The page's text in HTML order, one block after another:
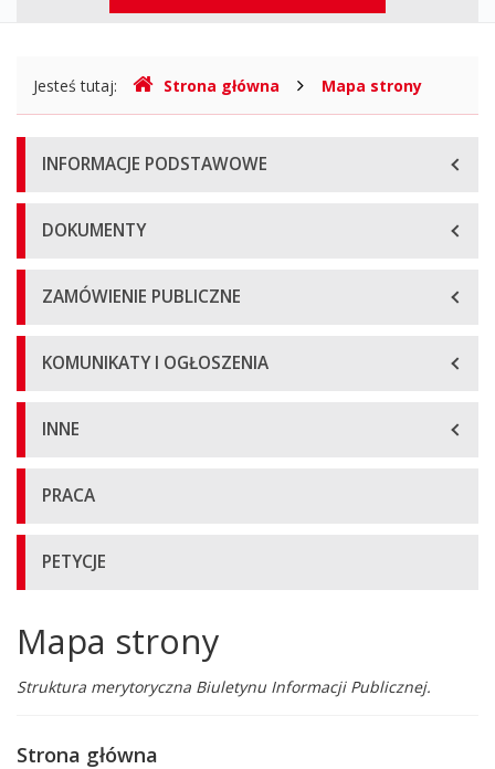
Publicznej
Gdzie
jesteśmy
Jesteś tutaj: Strona główna Mapa strony
Menu
główne
INFORMACJE PODSTAWOWE
DOKUMENTY
ZAMÓWIENIE PUBLICZNE
KOMUNIKATY I OGŁOSZENIA
INNE
PRACA
PETYCJE
Główna
treść
strony
Mapa strony
Struktura merytoryczna Biuletynu Informacji Publicznej.
Strona główna